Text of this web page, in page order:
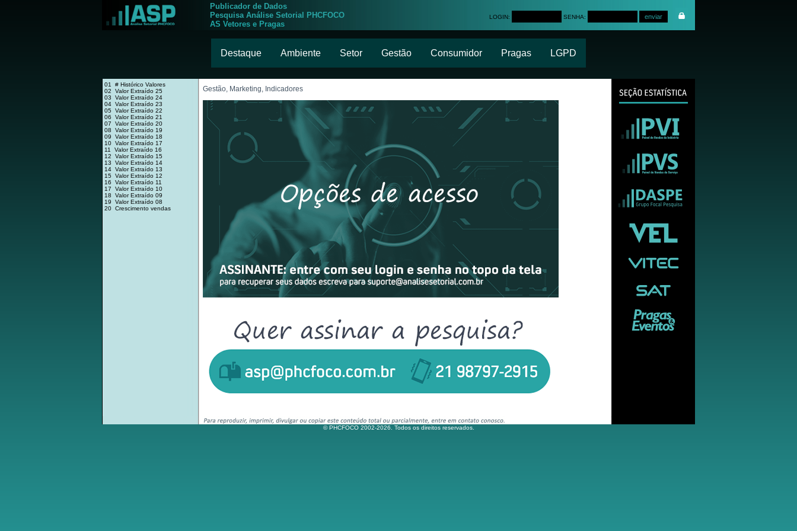
Publicador de Dados
Pesquisa Análise Setorial PHCFOCO
AS Vetores e Pragas
LOGIN: SENHA:
Destaque Ambiente Setor Gestão Consumidor Pragas LGPD
01 # Histórico Valores
02 Valor Extraído 25
03 Valor Extraído 24
04 Valor Extraído 23
05 Valor Extraído 22
06 Valor Extraído 21
07 Valor Extraído 20
08 Valor Extraído 19
09 Valor Extraído 18
10 Valor Extraído 17
11 Valor Extraído 16
12 Valor Extraído 15
13 Valor Extraído 14
14 Valor Extraído 13
15 Valor Extraído 12
16 Valor Extraído 11
17 Valor Extraído 10
18 Valor Extraído 09
19 Valor Extraído 08
20 Crescimento vendas
Gestão, Marketing, Indicadores
© PHCFOCO 2002-2026. Todos os direitos reservados.